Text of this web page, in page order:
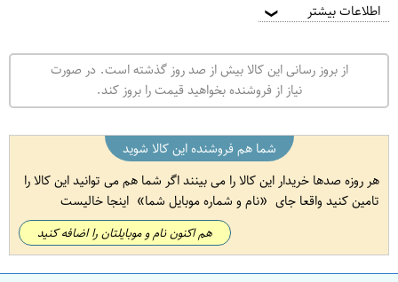
اطلاعات بیشتر ❯
از بروز رسانی این کالا بیش از صد روز گذشته است. در صورت
نیاز از فروشنده بخواهید قیمت را بروز کند.
شما هم فروشنده این کالا شوید
هر روزه صدها خریدار این کالا را می بینند اگر شما هم می توانید این کالا را
تامین کنید واقعا جای
نام و شماره موبایل شما اینجا خالیست
هم اکنون نام و موبایلتان را اضافه کنید